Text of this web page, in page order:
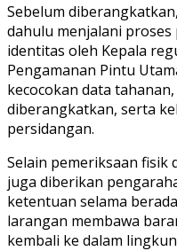
Sebelum
dahulu menjalani
identitas oleh Kepala
Pengamanan Pintu
kecocokan data
diberangkatkan, serta
persidangan.
Selain pemeriksaan fisik
juga diberikan
ketentuan selama
larangan membawa
kembali ke dalam